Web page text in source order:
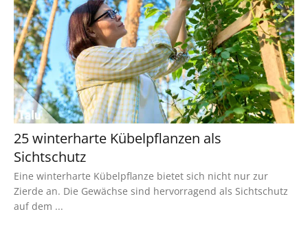
25 winterharte Kübelpflanzen als
Sichtschutz
Eine winterharte Kübelpflanze bietet sich nicht nur zur
Zierde an. Die Gewächse sind hervorragend als Sichtschutz
auf dem ...